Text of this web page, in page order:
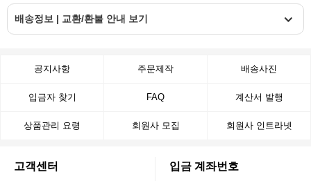
배송정보 | 교환/환불 안내 보기
공지사항 주문제작 배송사진
입금자 찾기 FAQ 계산서 발행
상품관리 요령 회원사 모집 회원사 인트라넷
고객센터
입금 계좌번호